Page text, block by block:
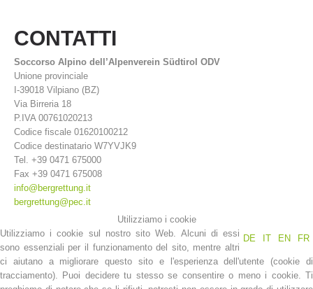
La storia
CONTATTI
Soccorso Alpino dell’Alpenverein Südtirol ODV
Unione provinciale
I-39018 Vilpiano (BZ)
Via Birreria 18
P.IVA 00761020213
Codice fiscale 01620100212
Codice destinatario W7YVJK9
Tel. +39 0471 675000
Fax +39 0471 675008
info@bergrettung.it
bergrettung@pec.it
Utilizziamo i cookie
DE
IT EN FR
Utilizziamo i cookie sul nostro sito Web. Alcuni di essi
sono essenziali per il funzionamento del sito, mentre altri
ci aiutano a migliorare questo sito e l'esperienza dell'utente (cookie di
tracciamento). Puoi decidere tu stesso se consentire o meno i cookie. Ti